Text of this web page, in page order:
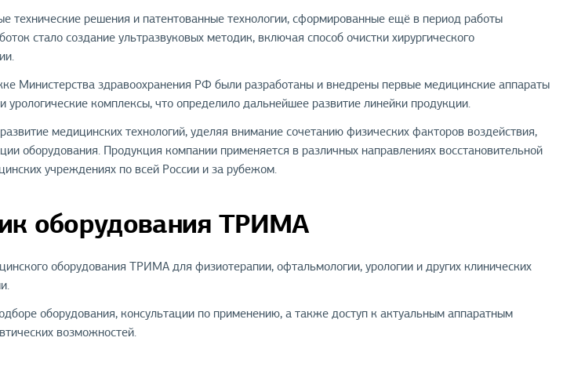
технические решения и патентованные технологии, сформированные ещё в период работы
стало создание ультразвуковых методик, включая способ очистки хирургического
Министерства здравоохранения РФ были разработаны и внедрены первые медицинские аппараты
комплексы, что определило дальнейшее развитие линейки продукции.
медицинских технологий, уделяя внимание сочетанию физических факторов воздействия,
оборудования. Продукция компании применяется в различных направлениях восстановительной
учреждениях по всей России и за рубежом.
оборудования ТРИМА
оборудования ТРИМА для физиотерапии, офтальмологии, урологии и других клинических
оборудования, консультации по применению, а также доступ к актуальным аппаратным
возможностей.